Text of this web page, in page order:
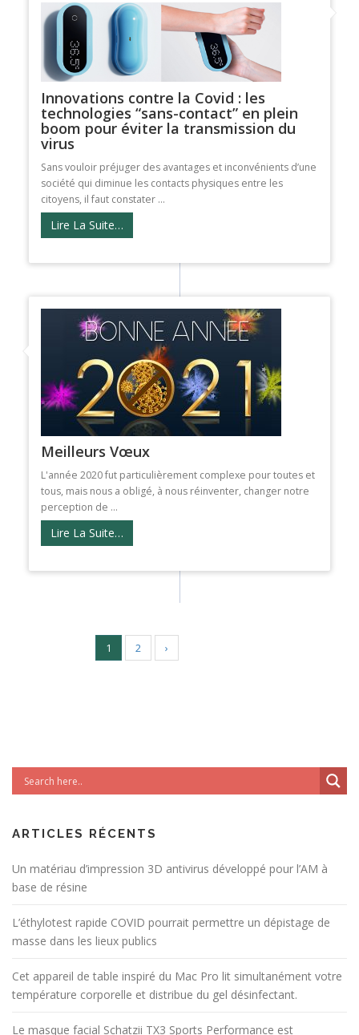
Innovations contre la Covid : les
technologies “sans-contact” en plein
boom pour éviter la transmission du
virus
Sans vouloir préjuger des avantages et inconvénients d’une
société qui diminue les contacts physiques entre les
citoyens, il faut constater ...
Lire La Suite…
Meilleurs Vœux
L'année 2020 fut particulièrement complexe pour toutes et
tous, mais nous a obligé, à nous réinventer, changer notre
perception de ...
Lire La Suite…
1 2 ›
ARTICLES RÉCENTS
Un matériau d’impression 3D antivirus développé pour l’AM à
base de résine
L’éthylotest rapide COVID pourrait permettre un dépistage de
masse dans les lieux publics
Cet appareil de table inspiré du Mac Pro lit simultanément votre
température corporelle et distribue du gel désinfectant.
Le masque facial Schatzii TX3 Sports Performance est